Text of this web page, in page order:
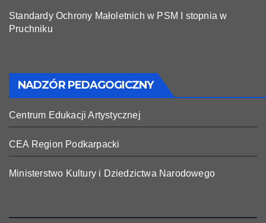
Standardy Ochrony Małoletnich w PSM I stopnia w
Pruchniku
NADZÓR PEDAGOGICZNY
Centrum Edukacji Artystycznej
CEA Region Podkarpacki
Ministerstwo Kultury i Dziedzictwa Narodowego